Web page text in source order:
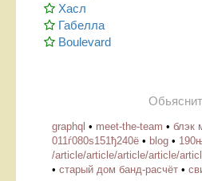
Хасл
Габелла
Boulevard
graphql • meet-the-team • блэк
011ѓ080ѕ151ђ240ё • blog •
/article/article/article/article/
• старый дом банд-расчёт •